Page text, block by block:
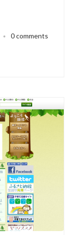
0 comments